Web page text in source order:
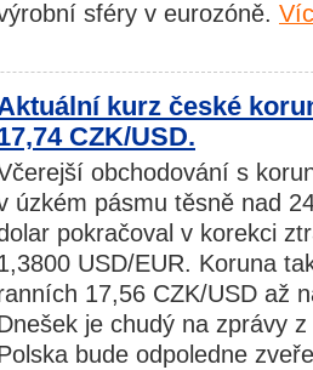
sféry v eurozóně.
kurz české
CZK/USD.
obchodování s
úzkém pásmu těsně nad
pokračoval v korekci
USD/EUR. Koruna
17,56 CZK/USD až
je chudý na zprávy
bude odpoledne